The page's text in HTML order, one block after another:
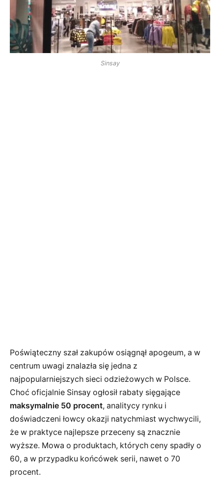
Sinsay
Poświąteczny szał zakupów osiągnął apogeum, a w
centrum uwagi znalazła się jedna z
najpopularniejszych sieci odzieżowych w Polsce.
Choć oficjalnie Sinsay ogłosił rabaty sięgające
maksymalnie 50 procent, analitycy rynku i
doświadczeni łowcy okazji natychmiast wychwycili,
że w praktyce najlepsze przeceny są znacznie
wyższe. Mowa o produktach, których ceny spadły o
60, a w przypadku końcówek serii, nawet o 70
procent.